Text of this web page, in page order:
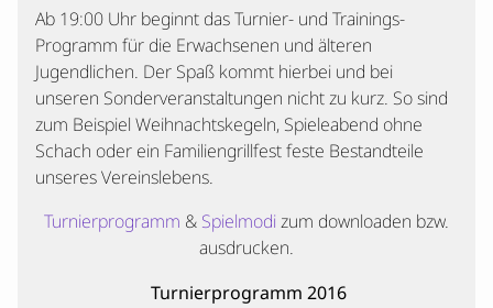
Verschiedenes
Kontakt
Ab 19:00 Uhr beginnt das Turnier- und Trainings-
Programm für die Erwachsenen und älteren
Jugendlichen. Der Spaß kommt hierbei und bei
unseren Sonderveranstaltungen nicht zu kurz. So sind
zum Beispiel Weihnachtskegeln, Spieleabend ohne
Schach oder ein Familiengrillfest feste Bestandteile
unseres Vereinslebens.
Turnierprogramm & Spielmodi zum downloaden bzw.
ausdrucken.
Turnierprogramm 2016